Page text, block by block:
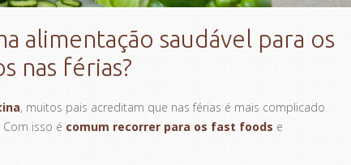
alimentação saudável para os
nas férias?
, muitos pais acreditam que nas férias é mais complicado
isso é comum recorrer para os fast foods e